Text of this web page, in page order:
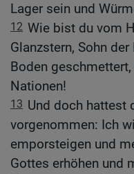
Lager sein und
12 Wie bist du vom
Glanzstern, Sohn
Boden
Nationen!
13 Und doch hattest
vorgenommen: Ich
emporsteigen und
Gottes erhöhen und